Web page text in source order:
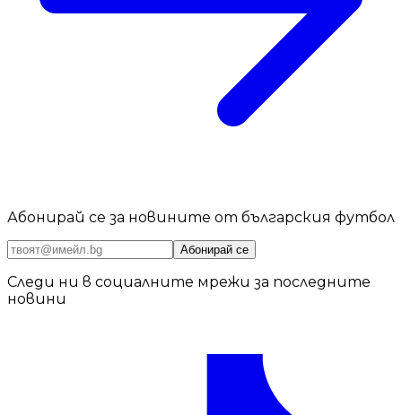
Абонирай се за новините от българския футбол
Абонирай се
Следи ни в социалните мрежи за последните
новини